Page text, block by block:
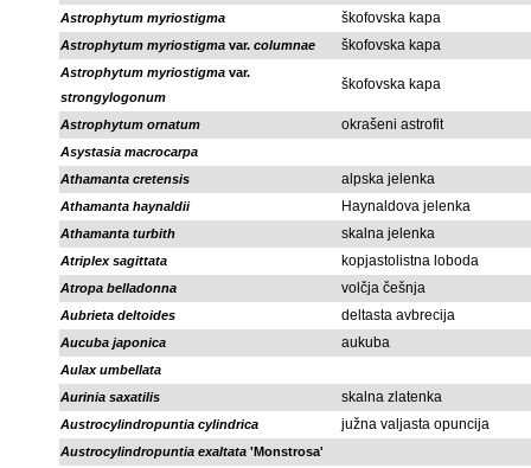
Astrophytum myriostigma škofovska kapa
Astrophytum myriostigma var. columnae škofovska kapa
Astrophytum myriostigma var.
strongylogonum
škofovska kapa
Astrophytum ornatum okrašeni astrofit
Asystasia macrocarpa
Athamanta cretensis
alpska jelenka
Athamanta haynaldii Haynaldova jelenka
Athamanta turbith skalna jelenka
Atriplex sagittata kopjastolistna loboda
Atropa belladonna volčja češnja
Aubrieta deltoides deltasta avbrecija
Aucuba japonica aukuba
Aulax umbellata
Aurinia saxatilis
skalna zlatenka
Austrocylindropuntia cylindrica južna valjasta opuncija
Austrocylindropuntia exaltata 'Monstrosa'